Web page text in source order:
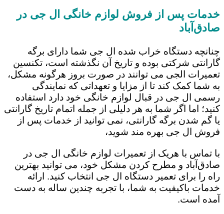
خدمات پس از فروش لوازم خانگی ال جی در
صادق‌آباد
چنانچه دستگاه خراب شده ال جی شما دارای برگه
گارانتی شرکتی بوده و تاریخ آن نگذشته است، تکنسین
تعمیرات الجی می توانند در صورت بروز هرگونه مشکل،
به شما کمک کند تا از مزایا و تعهداتی که نمایندگی
رسمی ال جی در قبال لوازم خانگی خود دارد استفاده
کنید؛ اما اگر شما به هر دلیلی از جمله اتمام تاریخ گارانتی
یا گم شدن برگه گارانتی، نمی توانید از خدمات پس از
فروش ال جی بهره مند شوید،
با تماس با هریک از تعمیرات لوازم خانگی ال جی در
صادق‌آباد و مطرح کردن مشکل خود، می توانید بهترین
راه را برای تعمیر دستگاه ال جی انتخاب کنید. ارائه
خدمات باکیفیت به شما، با تجربه چندین ساله به دست
آمده است.